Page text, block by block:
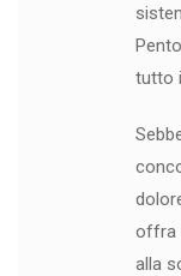
tutto
offra
alla